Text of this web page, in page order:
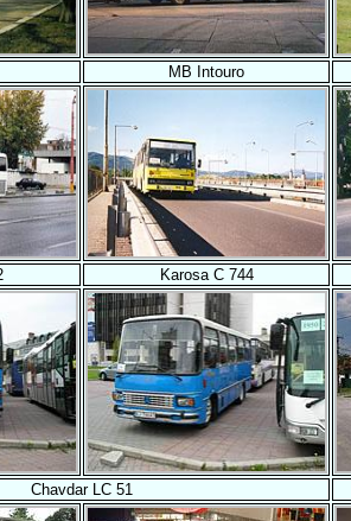
MB Intouro
Karosa C 744
Chavdar LC 51